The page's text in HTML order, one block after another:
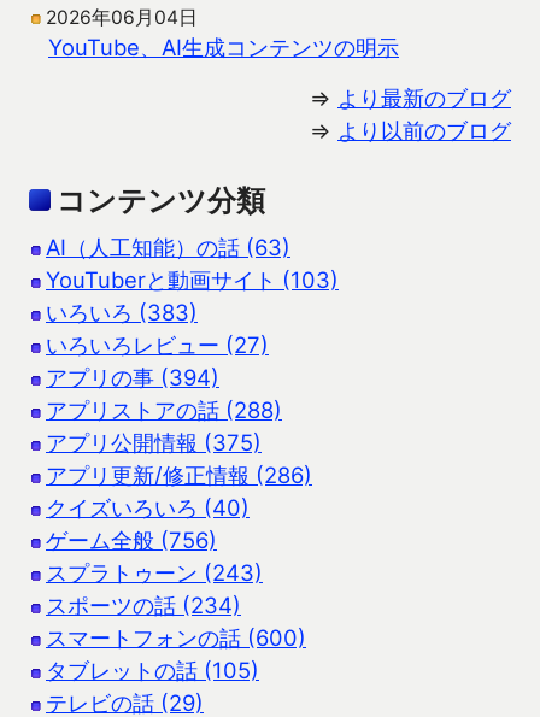
2026年06月04日
YouTube、AI生成コンテンツの明示
⇒ より最新のブログ
⇒ より以前のブログ
コンテンツ分類
AI（人工知能）の話 (63)
YouTuberと動画サイト (103)
いろいろ (383)
いろいろレビュー (27)
アプリの事 (394)
アプリストアの話 (288)
アプリ公開情報 (375)
アプリ更新/修正情報 (286)
クイズいろいろ (40)
ゲーム全般 (756)
スプラトゥーン (243)
スポーツの話 (234)
スマートフォンの話 (600)
タブレットの話 (105)
テレビの話 (29)